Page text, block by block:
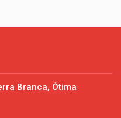
Branca, Ótima